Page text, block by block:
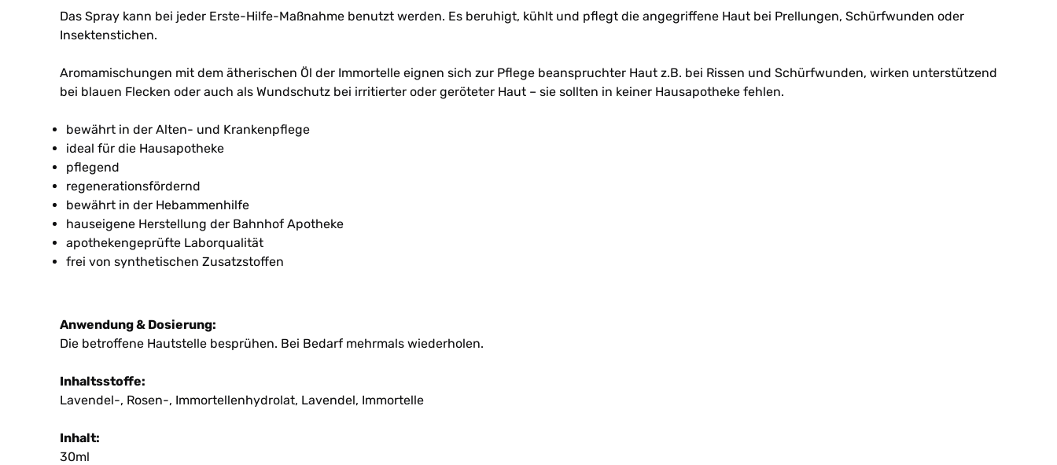
Das Spray kann bei jeder Erste-Hilfe-Maßnahme benutzt werden. Es beruhigt, kühlt und pflegt die angegriffene Haut bei Prellungen, Schürfwunden oder
Insektenstichen.
Aromamischungen mit dem ätherischen Öl der Immortelle eignen sich zur Pflege beanspruchter Haut z.B. bei Rissen und Schürfwunden, wirken unterstützend
bei blauen Flecken oder auch als Wundschutz bei irritierter oder geröteter Haut – sie sollten in keiner Hausapotheke fehlen.
bewährt in der Alten- und Krankenpflege
ideal für die Hausapotheke
pflegend
regenerationsfördernd
bewährt in der Hebammenhilfe
hauseigene Herstellung der Bahnhof Apotheke
apothekengeprüfte Laborqualität
frei von synthetischen Zusatzstoffen
Anwendung & Dosierung:
Die betroffene Hautstelle besprühen. Bei Bedarf mehrmals wiederholen.
Inhaltsstoffe:
Lavendel-, Rosen-, Immortellenhydrolat, Lavendel, Immortelle
Inhalt:
30ml